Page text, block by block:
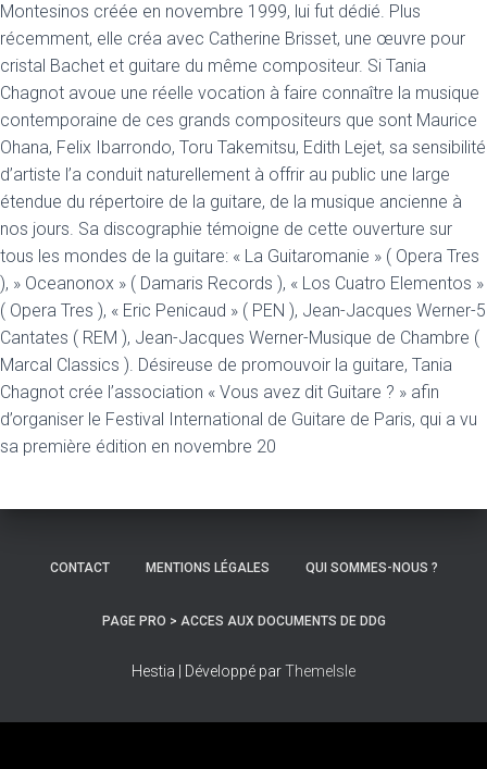
Montesinos créée en novembre 1999, lui fut dédié. Plus
récemment, elle créa avec Catherine Brisset, une œuvre pour
cristal Bachet et guitare du même compositeur. Si Tania
Chagnot avoue une réelle vocation à faire connaître la musique
contemporaine de ces grands compositeurs que sont Maurice
Ohana, Felix Ibarrondo, Toru Takemitsu, Edith Lejet, sa sensibilité
d’artiste l’a conduit naturellement à offrir au public une large
étendue du répertoire de la guitare, de la musique ancienne à
nos jours. Sa discographie témoigne de cette ouverture sur
tous les mondes de la guitare: « La Guitaromanie » ( Opera Tres
), » Oceanonox » ( Damaris Records ), « Los Cuatro Elementos »
( Opera Tres ), « Eric Penicaud » ( PEN ), Jean-Jacques Werner-5
Cantates ( REM ), Jean-Jacques Werner-Musique de Chambre (
Marcal Classics ). Désireuse de promouvoir la guitare, Tania
Chagnot crée l’association « Vous avez dit Guitare ? » afin
d’organiser le Festival International de Guitare de Paris, qui a vu
sa première édition en novembre 20
CONTACT MENTIONS LÉGALES QUI SOMMES-NOUS ?
PAGE PRO > ACCES AUX DOCUMENTS DE DDG
Hestia | Développé parThemeIsle